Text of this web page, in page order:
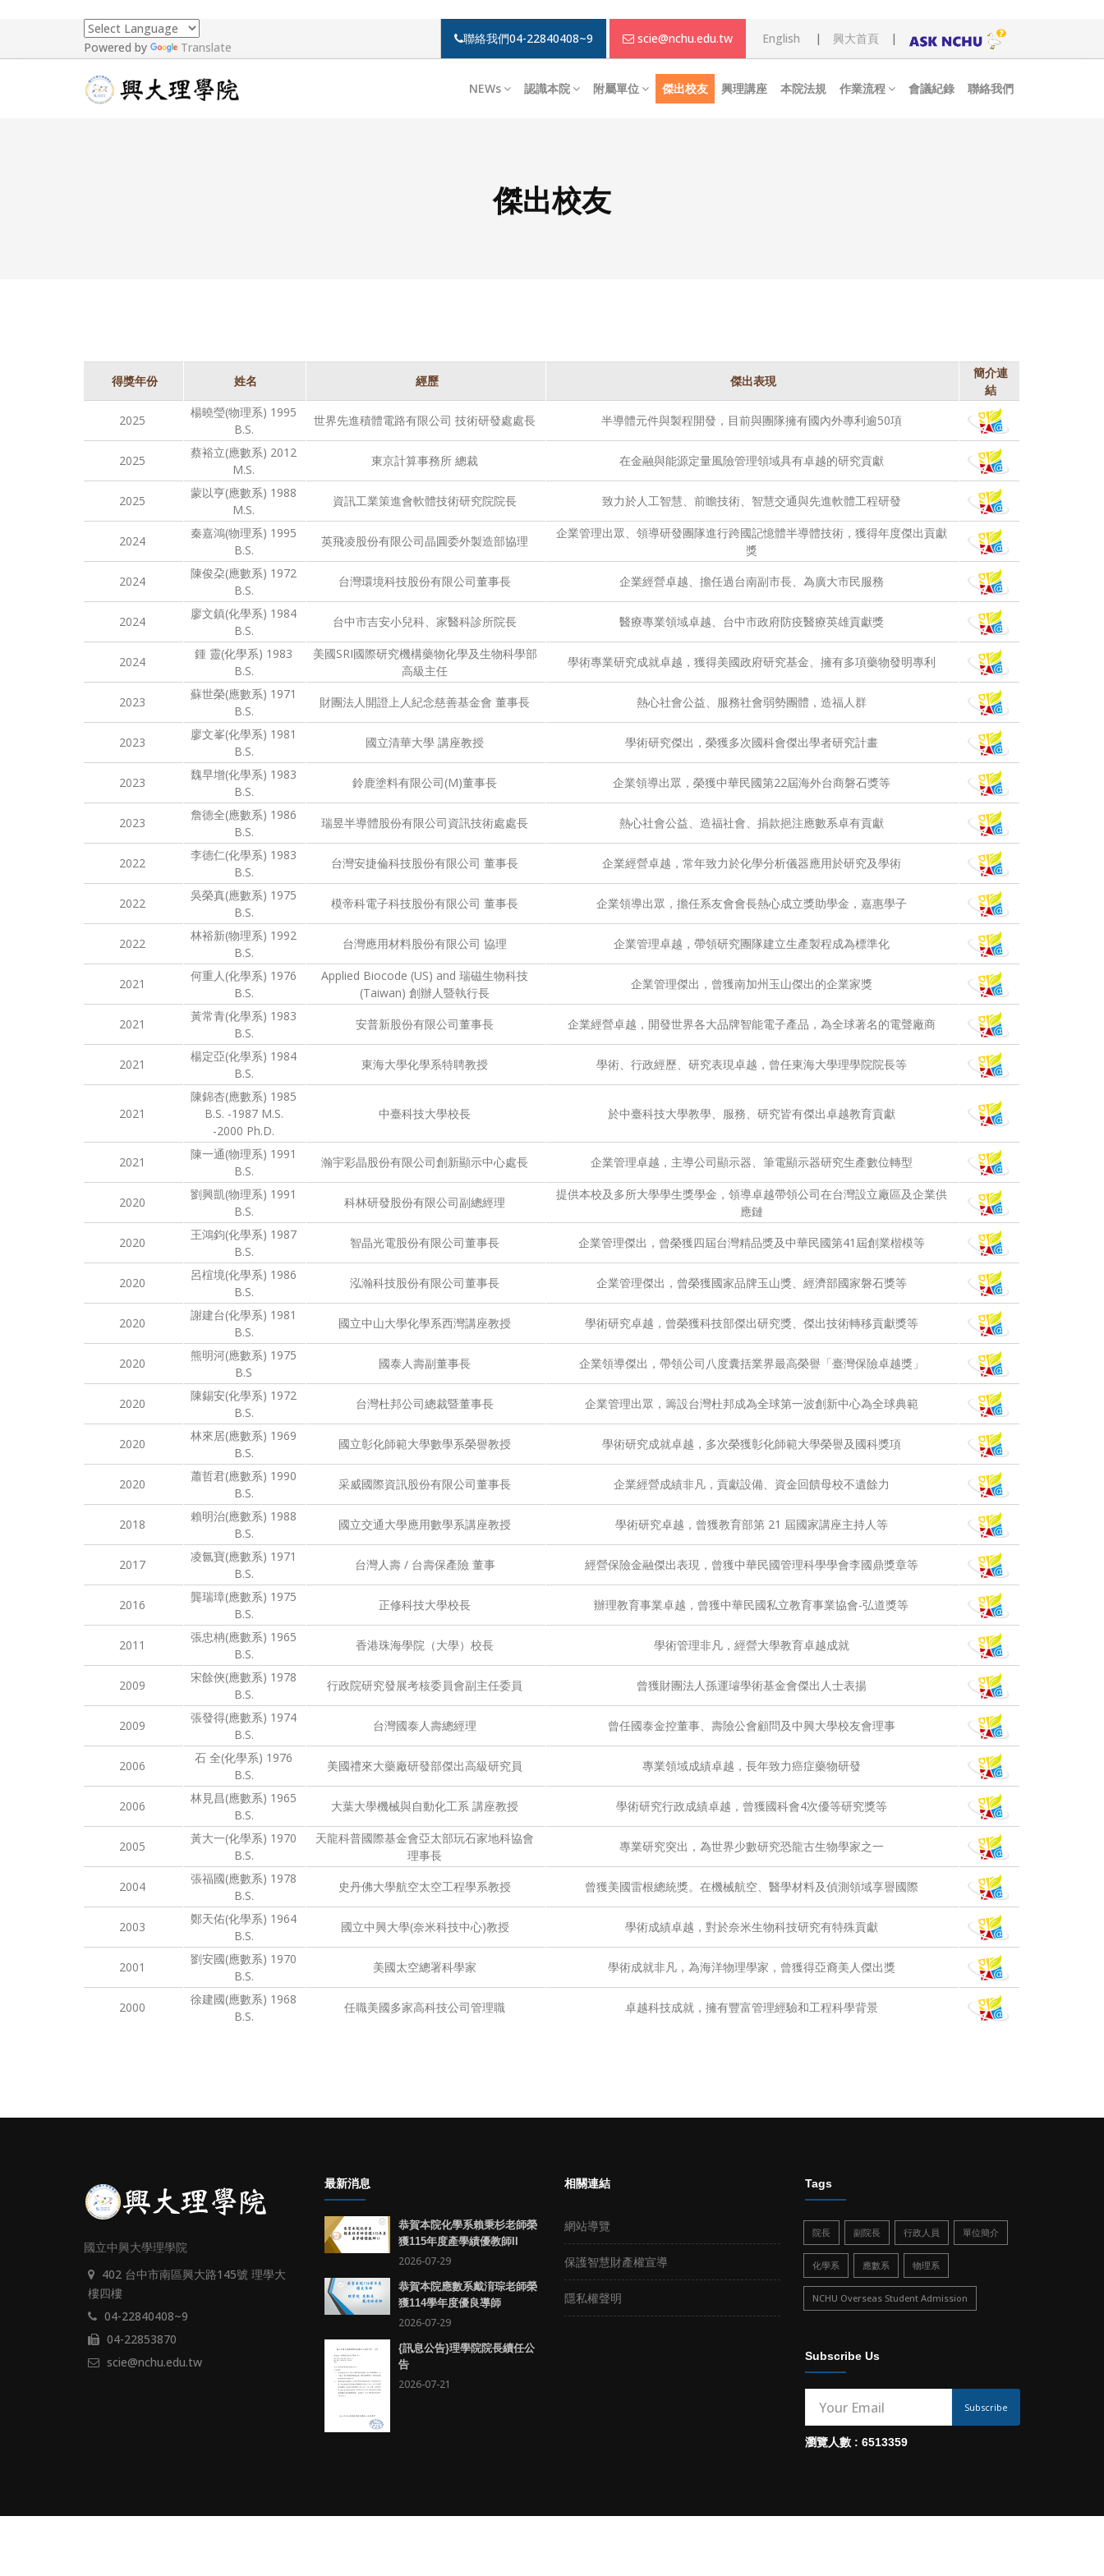
Powered by Translate
聯絡我們04-22840408~9 scie@nchu.edu.tw English | 興大首頁 |
NEWs 認識本院 附屬單位 傑出校友 興理講座 本院法規 作業流程 會議紀錄 聯絡我們
傑出校友
得獎年份 姓名 經歷 傑出表現
簡介連
結
2025
楊曉瑩(物理系) 1995
B.S.
世界先進積體電路有限公司 技術研發處處長 半導體元件與製程開發，目前與團隊擁有國內外專利逾50項
2025
蔡裕立(應數系) 2012
M.S.
東京計算事務所 總裁 在金融與能源定量風險管理領域具有卓越的研究貢獻
2025
蒙以亨(應數系) 1988
M.S.
資訊工業策進會軟體技術研究院院長 致力於人工智慧、前瞻技術、智慧交通與先進軟體工程研發
2024
秦嘉鴻(物理系) 1995
B.S.
英飛凌股份有限公司晶圓委外製造部協理
企業管理出眾、領導研發團隊進行跨國記憶體半導體技術，獲得年度傑出貢獻
獎
2024
陳俊朶(應數系) 1972
B.S.
台灣環境科技股份有限公司董事長 企業經營卓越、擔任過台南副市長、為廣大市民服務
2024
廖文鎮(化學系) 1984
B.S.
台中市吉安小兒科、家醫科診所院長 醫療專業領域卓越、台中市政府防疫醫療英雄貢獻獎
2024
鍾 靈(化學系) 1983
B.S.
美國SRI國際研究機構藥物化學及生物科學部
高級主任
學術專業研究成就卓越，獲得美國政府研究基金、擁有多項藥物發明專利
2023
蘇世榮(應數系) 1971
B.S.
財團法人開證上人紀念慈善基金會 董事長 熱心社會公益、服務社會弱勢團體，造福人群
2023
廖文峯(化學系) 1981
B.S.
國立清華大學 講座教授 學術研究傑出，榮獲多次國科會傑出學者研究計畫
2023
魏早增(化學系) 1983
B.S.
鈴鹿塗料有限公司(M)董事長 企業領導出眾，榮獲中華民國第22屆海外台商磐石獎等
2023
詹德全(應數系) 1986
B.S.
瑞昱半導體股份有限公司資訊技術處處長 熱心社會公益、造福社會、捐款挹注應數系卓有貢獻
2022
李德仁(化學系) 1983
B.S.
台灣安捷倫科技股份有限公司 董事長 企業經營卓越，常年致力於化學分析儀器應用於研究及學術
2022
吳榮真(應數系) 1975
B.S.
模帝科電子科技股份有限公司 董事長 企業領導出眾，擔任系友會會長熱心成立獎助學金，嘉惠學子
2022
林裕新(物理系) 1992
B.S.
台灣應用材料股份有限公司 協理 企業管理卓越，帶領研究團隊建立生產製程成為標準化
2021
何重人(化學系) 1976
B.S.
Applied Biocode (US) and 瑞磁生物科技
(Taiwan) 創辦人暨執行長
企業管理傑出，曾獲南加州玉山傑出的企業家獎
2021
黃常青(化學系) 1983
B.S.
安普新股份有限公司董事長 企業經營卓越，開發世界各大品牌智能電子產品，為全球著名的電聲廠商
2021
楊定亞(化學系) 1984
B.S.
東海大學化學系特聘教授 學術、行政經歷、研究表現卓越，曾任東海大學理學院院長等
2021
陳錦杏(應數系) 1985
B.S. -1987 M.S.
-2000 Ph.D.
中臺科技大學校長 於中臺科技大學教學、服務、研究皆有傑出卓越教育貢獻
2021
陳一通(物理系) 1991
B.S.
瀚宇彩晶股份有限公司創新顯示中心處長 企業管理卓越，主導公司顯示器、筆電顯示器研究生產數位轉型
2020
劉興凱(物理系) 1991
B.S.
科林研發股份有限公司副總經理
提供本校及多所大學學生獎學金，領導卓越帶領公司在台灣設立廠區及企業供
應鏈
2020
王鴻鈞(化學系) 1987
B.S.
智晶光電股份有限公司董事長 企業管理傑出，曾榮獲四屆台灣精品獎及中華民國第41屆創業楷模等
2020
呂椬境(化學系) 1986
B.S.
泓瀚科技股份有限公司董事長 企業管理傑出，曾榮獲國家品牌玉山獎、經濟部國家磐石獎等
2020
謝建台(化學系) 1981
B.S.
國立中山大學化學系西灣講座教授 學術研究卓越，曾榮獲科技部傑出研究獎、傑出技術轉移貢獻獎等
2020
熊明河(應數系) 1975
B.S
國泰人壽副董事長 企業領導傑出，帶領公司八度囊括業界最高榮譽「臺灣保險卓越獎」
2020
陳錫安(化學系) 1972
B.S.
台灣杜邦公司總裁暨董事長 企業管理出眾，籌設台灣杜邦成為全球第一波創新中心為全球典範
2020
林來居(應數系) 1969
B.S.
國立彰化師範大學數學系榮譽教授 學術研究成就卓越，多次榮獲彰化師範大學榮譽及國科獎項
2020
蕭哲君(應數系) 1990
B.S.
采威國際資訊股份有限公司董事長 企業經營成績非凡，貢獻設備、資金回饋母校不遺餘力
2018
賴明治(應數系) 1988
B.S.
國立交通大學應用數學系講座教授 學術研究卓越，曾獲教育部第 21 屆國家講座主持人等
2017
凌氤寶(應數系) 1971
B.S.
台灣人壽 / 台壽保產險 董事 經營保險金融傑出表現，曾獲中華民國管理科學學會李國鼎獎章等
2016
龔瑞璋(應數系) 1975
B.S.
正修科技大學校長 辦理教育事業卓越，曾獲中華民國私立教育事業協會-弘道獎等
2011
張忠柟(應數系) 1965
B.S.
香港珠海學院（大學）校長 學術管理非凡，經營大學教育卓越成就
2009
宋餘俠(應數系) 1978
B.S.
行政院研究發展考核委員會副主任委員 曾獲財團法人孫運璿學術基金會傑出人士表揚
2009
張發得(應數系) 1974
B.S.
台灣國泰人壽總經理 曾任國泰金控董事、壽險公會顧問及中興大學校友會理事
2006
石 全(化學系) 1976
B.S.
美國禮來大藥廠研發部傑出高級研究員 專業領域成績卓越，長年致力癌症藥物研發
2006
林見昌(應數系) 1965
B.S.
大葉大學機械與自動化工系 講座教授 學術研究行政成績卓越，曾獲國科會4次優等研究獎等
2005
黃大一(化學系) 1970
B.S.
天龍科普國際基金會亞太部玩石家地科協會
理事長
專業研究突出，為世界少數研究恐龍古生物學家之一
2004
張福國(應數系) 1978
B.S.
史丹佛大學航空太空工程學系教授 曾獲美國雷根總統獎。在機械航空、醫學材料及偵測領域享譽國際
2003
鄭天佑(化學系) 1964
B.S.
國立中興大學(奈米科技中心)教授 學術成績卓越，對於奈米生物科技研究有特殊貢獻
2001
劉安國(應數系) 1970
B.S.
美國太空總署科學家 學術成就非凡，為海洋物理學家，曾獲得亞裔美人傑出獎
2000
徐建國(應數系) 1968
B.S.
任職美國多家高科技公司管理職 卓越科技成就，擁有豐富管理經驗和工程科學背景
國立中興大學理學院
402 台中市南區興大路145號 理學大
樓四樓
04-22840408~9
04-22853870
scie@nchu.edu.tw
最新消息
恭賀本院化學系賴秉杉老師榮
獲115年度產學績優教師II
2026-07-29
恭賀本院應數系戴淯琮老師榮
獲114學年度優良導師
2026-07-29
{訊息公告}理學院院長續任公
告
2026-07-21
相關連結
網站導覽
保護智慧財產權宣導
隱私權聲明
Tags
院長 副院長 行政人員 單位簡介
化學系 應數系 物理系
NCHU Overseas Student Admission
Subscribe Us
Subscribe
瀏覽人數 : 6513359